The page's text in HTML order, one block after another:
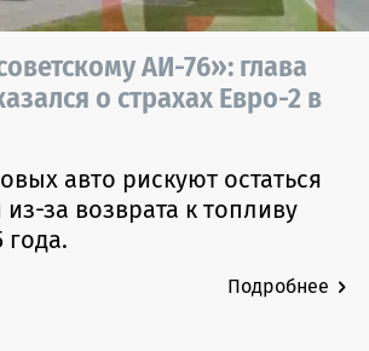
АИ-76»: глава
о страхах Евро-2 в
авто рискуют остаться
из-за возврата к топливу
года.
Подробнее